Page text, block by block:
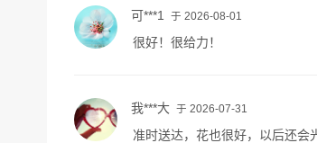
可***1 于 2026-08-01
很好！很给力！
我***大 于 2026-07-31
准时送达，花也很好，以后还会